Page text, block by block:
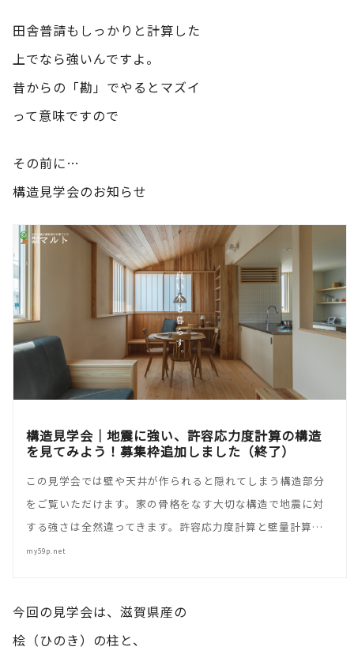
田舎普請もしっかりと計算した
上でなら強いんですよ。
昔からの「勘」でやるとマズイ
って意味ですので
その前に…
構造見学会のお知らせ
構造見学会｜地震に強い、許容応力度計算の構造
を見てみよう！募集枠追加しました（終了）
この見学会では壁や天井が作られると隠れてしまう構造部分
をご覧いただけます。家の骨格をなす大切な構造で地震に対
する強さは全然違ってきます。許容応力度計算と壁量計算…
my59p.net
今回の見学会は、滋賀県産の
桧（ひのき）の柱と、